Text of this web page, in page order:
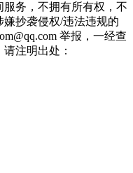
务，不拥有所有权，不
抄袭侵权/违法违规的
举报，一经查
注明出处：